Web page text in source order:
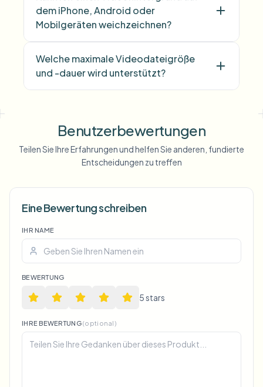
dem iPhone, Android oder
Mobilgeräten weichzeichnen?
Welche maximale Videodateigröße
und -dauer wird unterstützt?
Benutzerbewertungen
Teilen Sie Ihre Erfahrungen und helfen Sie anderen, fundierte
Entscheidungen zu treffen
Eine Bewertung schreiben
IHR NAME
BEWERTUNG
5stars
IHRE BEWERTUNG(optional)